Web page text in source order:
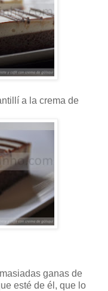
a la crema de
ganas de
esté de él, que lo